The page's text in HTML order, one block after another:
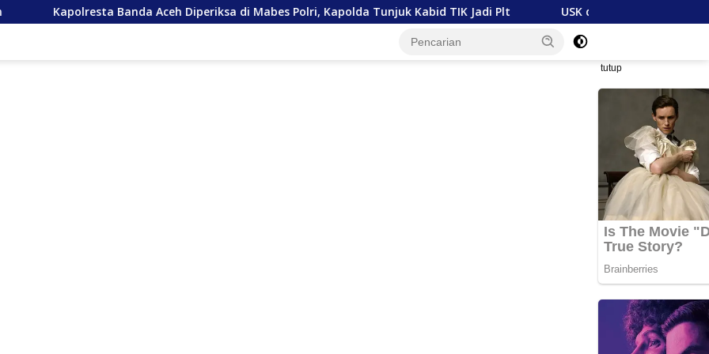
Banda Aceh Diperiksa di Mabes Polri, Kapolda Tunjuk Kabid TIK Jadi Plt USK dan Mubadala Energy Jajaki Kerja
tutup